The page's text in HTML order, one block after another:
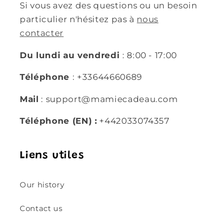
Si vous avez des questions ou un besoin
particulier n'hésitez pas à nous
contacter
Du lundi au vendredi : 8:00 - 17:00
Téléphone : +33644660689
Mail : support@mamiecadeau.com
Téléphone (EN) : +442033074357
Liens utiles
Our history
Contact us